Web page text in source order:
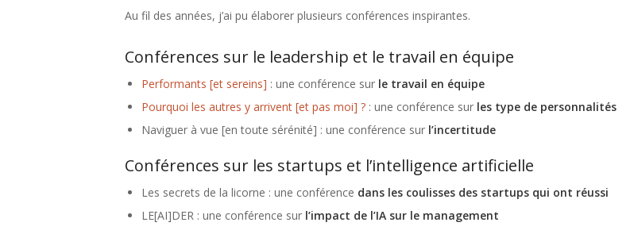
Au fil des années, j’ai pu élaborer plusieurs conférences inspirantes.
Conférences sur le leadership et le travail en équipe
Performants [et sereins] : une conférence sur le travail en équipe
Pourquoi les autres y arrivent [et pas moi] ? : une conférence sur les type de personnalités
Naviguer à vue [en toute sérénité] : une conférence sur l’incertitude
Conférences sur les startups et l’intelligence artificielle
Les secrets de la licorne : une conférence dans les coulisses des startups qui ont réussi
LE[AI]DER : une conférence sur l’impact de l’IA sur le management